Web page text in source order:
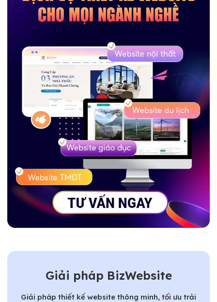
Giải pháp BizWebsite
Giải pháp thiết kế website thông minh, tối ưu trải